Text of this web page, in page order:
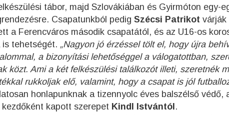
tábor, majd Szlovákiában és Gyirmóton egy-
Csapatunkból pedig Szécsi Patrikot várják
a Ferencváros második csapatától, és az U16-os
tehetségét. „Nagyon jó érzéssel tölt el, hogy újra
a bizonyítási lehetőséggel a válogatottban,
közt. Ami a két felkészülési találkozót illeti, szeretnék
rukkoljak elő, valamint, hogy a csapat is jól
honlapunknak a tizennyolc éves balszélső védő,
kapott szerepet Kindl Istvántól .